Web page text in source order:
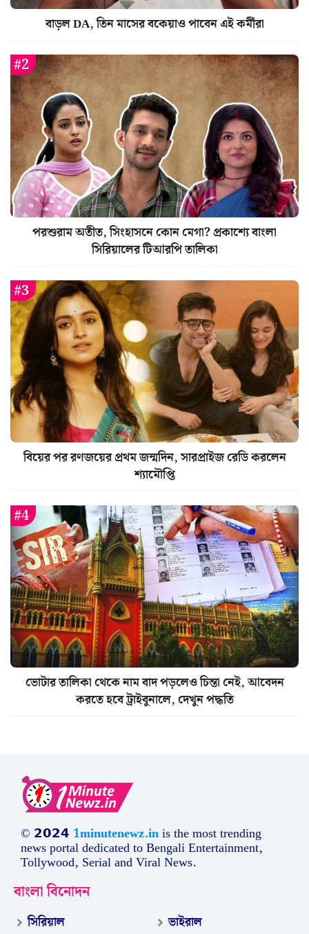
বাড়ল DA, তিন মাসের বকেয়াও পাবেন এই কর্মীরা
পরশুরাম অতীত, সিংহাসনে কোন মেগা? প্রকাশ্যে বাংলা
সিরিয়ালের টিআরপি তালিকা
বিয়ের পর রণজয়ের প্রথম জন্মদিন, সারপ্রাইজ রেডি করলেন
শ্যামৌপ্তি
ভোটার তালিকা থেকে নাম বাদ পড়লেও চিন্তা নেই, আবেদন
করতে হবে ট্রাইবুনালে, দেখুন পদ্ধতি
© 𝟮𝟬𝟮𝟰 1minutenewz.inis the most trending
news portal dedicated to Bengali Entertainment,
Tollywood, Serial and Viral News.
বাংলা বিনোদন
সিরিয়াল ভাইরাল